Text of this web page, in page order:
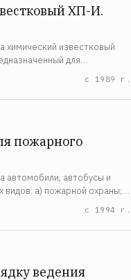
ХП-И.
химический известковый
для
двуокиси углерода ис 1989 г.
пожарного
автомобили, автобусы и
а) пожарной охраны;
г) инкассации денежнойс 1994 г.
ведения